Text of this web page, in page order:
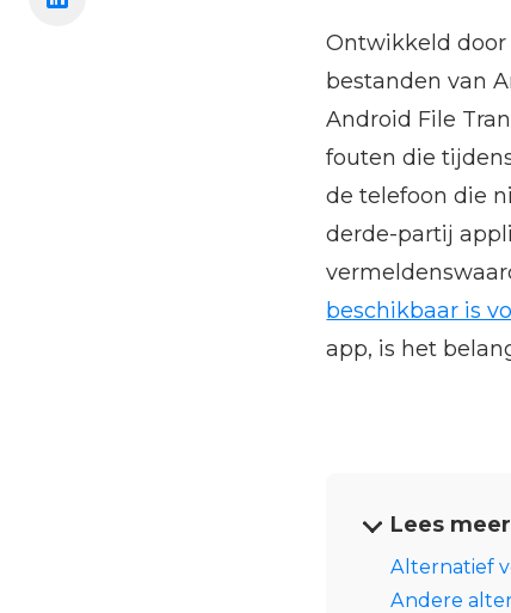
Ontwikkeld door
bestanden van
Android File
fouten die
de telefoon die
derde-partij
beschikbaar is
app, is het
Lees
Alternatief
Andere